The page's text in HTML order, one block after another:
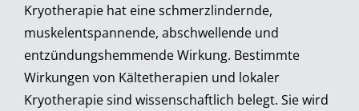
Kryotherapie hat eine schmerzlindernde,
muskelentspannende, abschwellende und
entzündungshemmende Wirkung. Bestimmte
Wirkungen von Kältetherapien und lokaler
Kryotherapie sind wissenschaftlich belegt. Sie wird